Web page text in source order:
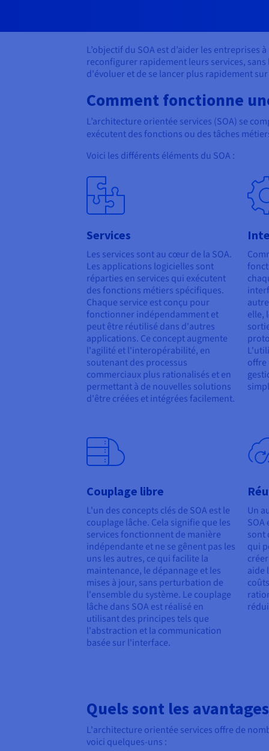
L’objectif du SOA est d’aider les
reconfigurer rapidement leurs services,
d'évoluer et de se lancer plus rapidement
Comment fonctionne
L’architecture orientée services (SOA) se
exécutent des fonctions ou des tâches
Voici les différents éléments du SOA :
Services
Les services sont au cœur de la SOA.
Les applications logicielles sont
réparties en services qui exécutent
des fonctions métiers spécifiques.
Chaque service est conçu pour
fonctionner indépendamment et
peut être réutilisé dans d'autres
applications. Ce concept augmente
l'agilité et l'interopérabilité, en
soutenant des processus
commerciaux plus rationalisés et en
permettant à de nouvelles solutions
d'être créées et intégrées facilement.
elle,
offre
Couplage libre
L'un des concepts clés de SOA est le
couplage lâche. Cela signifie que les
services fonctionnent de manière
indépendante et ne se gênent pas les
uns les autres, ce qui facilite la
maintenance, le dépannage et les
mises à jour, sans perturbation de
l'ensemble du système. Le couplage
lâche dans SOA est réalisé en
utilisant des principes tels que
l'abstraction et la communication
basée sur l'interface.
Un
sont
qui
aide
Quels sont les
L'architecture orientée services offre de
voici quelques-uns :